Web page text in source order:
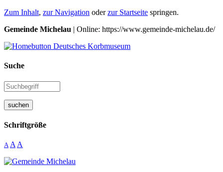
Zum Inhalt, zur Navigation oderzur Startseite springen.
Gemeinde Michelau | Online: https://www.gemeinde-michelau.de/
Suche
suchen
Schriftgröße
A A A